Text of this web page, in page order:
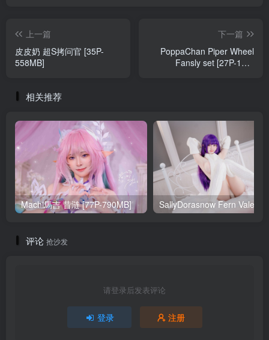
上一篇
皮皮奶 超S拷问官 [35P-
558MB]
下一篇
PoppaChan Piper Wheel
Fansly set [27P-11V-
相关推荐
Machi馬吉 昔涟 [77P-790MB]
评论 抢沙发
请登录后发表评论
登录 注册